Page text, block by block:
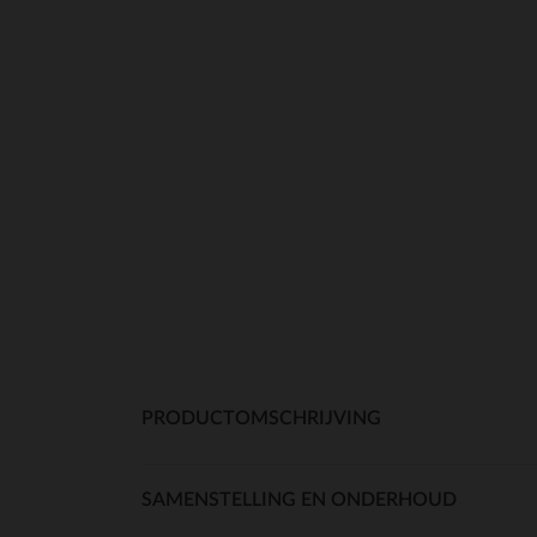
PRODUCTOMSCHRIJVING
SAMENSTELLING EN ONDERHOUD